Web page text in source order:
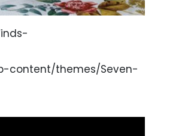
content/themes/Seven-